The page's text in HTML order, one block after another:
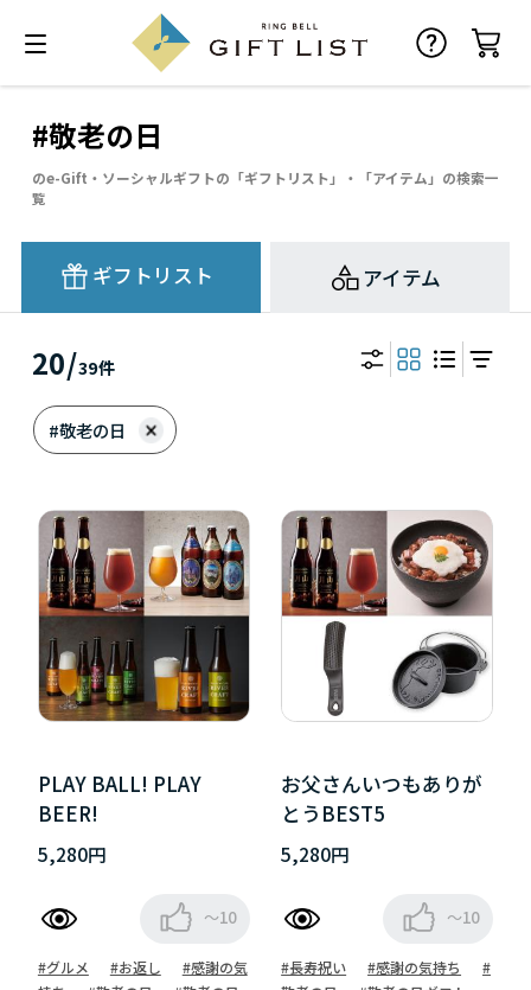
#敬老の日
のe-Gift・ソーシャルギフトの「ギフトリスト」・「アイテム」の検索一
覧
ギフトリスト アイテム
20/39件
#敬老の日
PLAY BALL! PLAY
BEER!
5,280円
～10
#グルメ #お返し
#感謝の気
お父さんいつもありが
とうBEST5
5,280円
～10
#長寿祝い #感謝の気持ち
#